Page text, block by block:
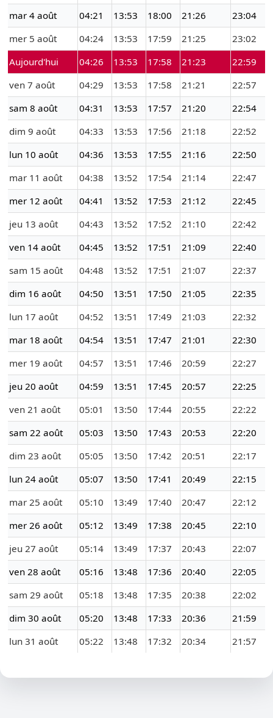
mar 4 août 04:21 13:53 18:00 21:26
23:04
mer 5 août
04:24 13:53 17:59 21:25
23:02
Aujourd'hui
04:26 13:53 17:58 21:23
22:59
ven 7 août
04:29 13:53 17:58 21:21
22:57
sam 8 août
04:31 13:53 17:57 21:20
22:54
dim 9 août
04:33 13:53 17:56 21:18
22:52
lun 10 août
04:36 13:53 17:55 21:16
22:50
mar 11 août
04:38 13:52 17:54 21:14
22:47
mer 12 août
04:41 13:52 17:53 21:12
22:45
jeu 13 août
04:43 13:52 17:52 21:10
22:42
ven 14 août
04:45 13:52 17:51 21:09
22:40
sam 15 août
04:48 13:52 17:51 21:07
22:37
dim 16 août
04:50 13:51 17:50 21:05
22:35
lun 17 août
04:52 13:51 17:49 21:03
22:32
mar 18 août
04:54 13:51 17:47 21:01
22:30
mer 19 août
04:57 13:51 17:46 20:59
22:27
jeu 20 août
04:59 13:51 17:45 20:57
22:25
ven 21 août
05:01 13:50 17:44 20:55
22:22
sam 22 août
05:03 13:50 17:43 20:53
22:20
dim 23 août
05:05 13:50 17:42 20:51
22:17
lun 24 août
05:07 13:50 17:41 20:49
22:15
mar 25 août
05:10 13:49 17:40 20:47
22:12
mer 26 août
05:12 13:49 17:38 20:45
22:10
jeu 27 août
05:14 13:49 17:37 20:43
22:07
ven 28 août
05:16 13:48 17:36 20:40
22:05
sam 29 août
05:18 13:48 17:35 20:38
22:02
dim 30 août
05:20 13:48 17:33 20:36
21:59
lun 31 août
05:22 13:48 17:32 20:34 21:57